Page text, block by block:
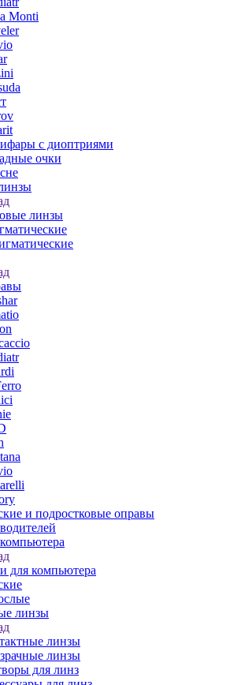
Monti
с диоптриями
очки
линзы
и подростковые оправы
для компьютера
линзы
линзы
линзы
для линз